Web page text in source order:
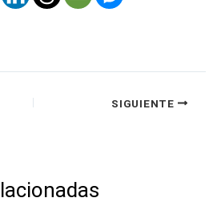
SIGUIENTE